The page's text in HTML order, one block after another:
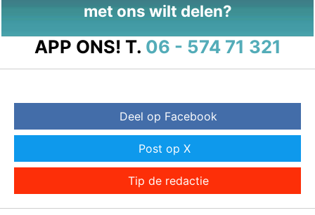
met ons wilt delen?
APP ONS! T. 06 - 574 71 321
Deel op Facebook
Post op X
Tip de redactie